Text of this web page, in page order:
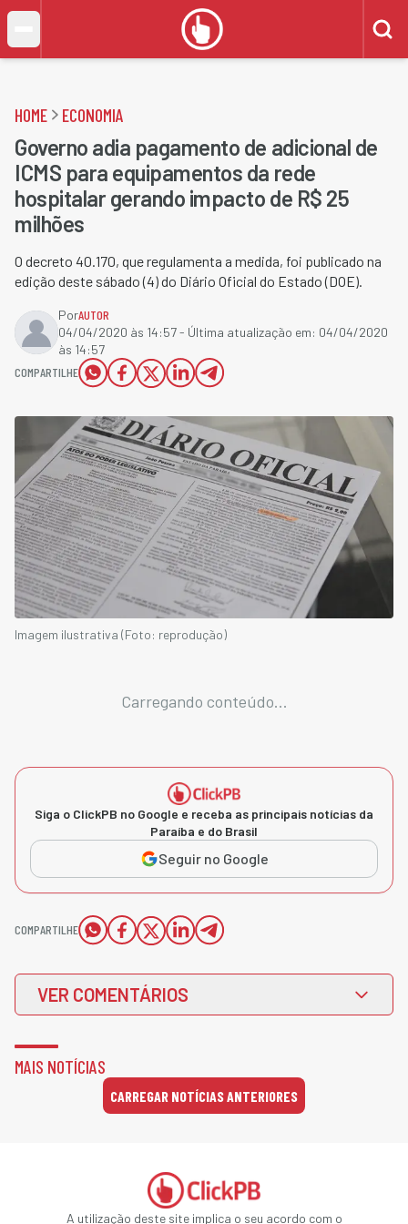
HOME ECONOMIA
Governo adia pagamento de adicional de
ICMS para equipamentos da rede
hospitalar gerando impacto de R$ 25
milhões
O decreto 40.170, que regulamenta a medida, foi publicado na
edição deste sábado (4) do Diário Oficial do Estado (DOE).
PorAUTOR
04/04/2020 às 14:57- Última atualização em: 04/04/2020
às 14:57
COMPARTILHE
Imagem ilustrativa (Foto: reprodução)
Carregando conteúdo...
Siga o ClickPB no Google e receba as principais notícias da
Paraíba e do Brasil
Seguir no Google
COMPARTILHE
VER COMENTÁRIOS
MAIS NOTÍCIAS
CARREGAR NOTÍCIAS ANTERIORES
A utilização deste site implica o seu acordo com o